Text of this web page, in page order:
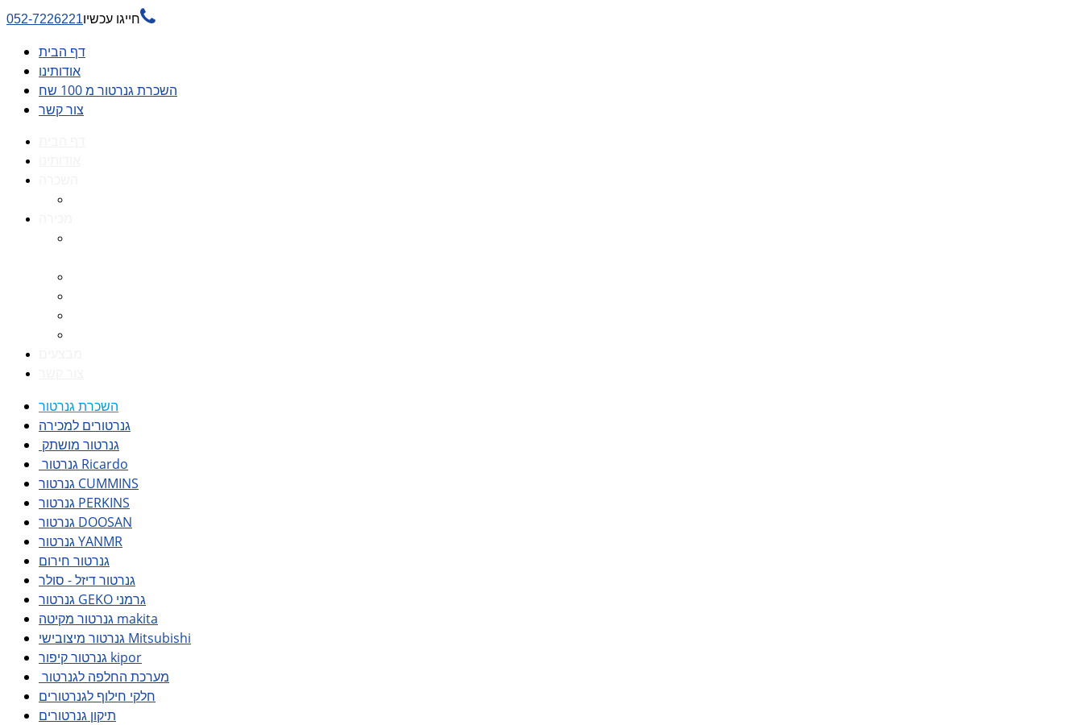
חייגו עכשיו052-7226221 
דף הבית
אודותינו
השכרת גנרטור מ 100 שח
צור קשר
השכרת גנרטור
גנרטורים למכירה
גנרטור מושתק
גנרטור Ricardo
גנרטור CUMMINS
גנרטור PERKINS
גנרטור DOOSAN
גנרטור YANMR
גנרטור חירום
גנרטור דיזל - סולר
גנרטור GEKO גרמני
גנרטור מקיטה makita
גנרטור מיצובישי Mitsubishi
גנרטור קיפור kipor
מערכת החלפה לגנרטור
חלקי חילוף לגנרטורים
תיקון גנרטורים